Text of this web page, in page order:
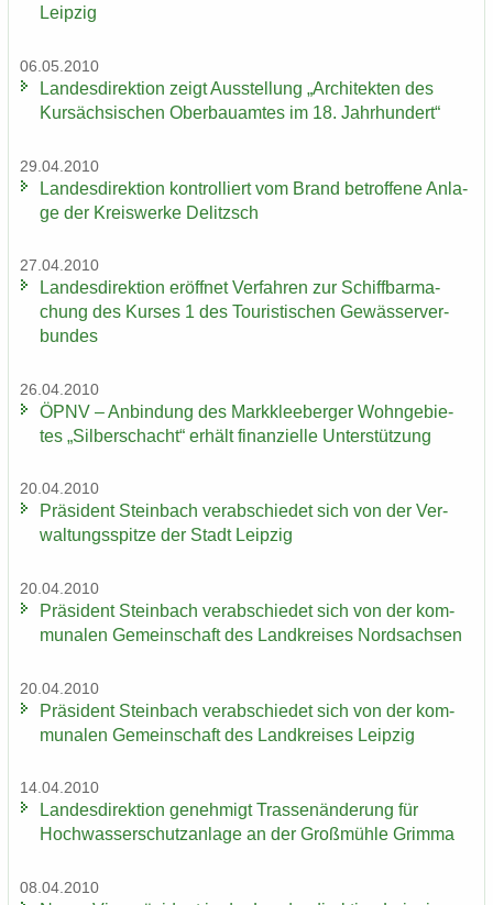
Leip­zig
06.05.2010
Lan­des­di­rek­ti­on zeigt Aus­stel­lung „Ar­chi­tek­ten des
Kur­säch­si­schen Ober­bau­am­tes im 18. Jahr­hun­dert“
29.04.2010
Lan­des­di­rek­ti­on kon­trol­liert vom Brand be­trof­fe­ne An­la­
ge der Kreis­wer­ke De­litzsch
27.04.2010
Lan­des­di­rek­ti­on er­öff­net Ver­fah­ren zur Schiff­bar­ma­
chung des Kur­ses 1 des Tou­ris­ti­schen Ge­wäs­ser­ver­
bun­des
26.04.2010
ÖPNV – An­bin­dung des Mark­klee­ber­ger Wohn­ge­bie­
tes „Sil­ber­schacht“ er­hält fi­nan­zi­el­le Un­ter­stüt­zung
20.04.2010
Prä­si­dent Stein­bach ver­ab­schie­det sich von der Ver­
wal­tungs­spit­ze der Stadt Leip­zig
20.04.2010
Prä­si­dent Stein­bach ver­ab­schie­det sich von der kom­
mu­na­len Ge­mein­schaft des Land­krei­ses Nord­sach­sen
20.04.2010
Prä­si­dent Stein­bach ver­ab­schie­det sich von der kom­
mu­na­len Ge­mein­schaft des Land­krei­ses Leip­zig
14.04.2010
Lan­des­di­rek­ti­on ge­neh­migt Tras­sen­än­de­rung für
Hoch­was­ser­schutz­an­la­ge an der Groß­müh­le Grim­ma
08.04.2010